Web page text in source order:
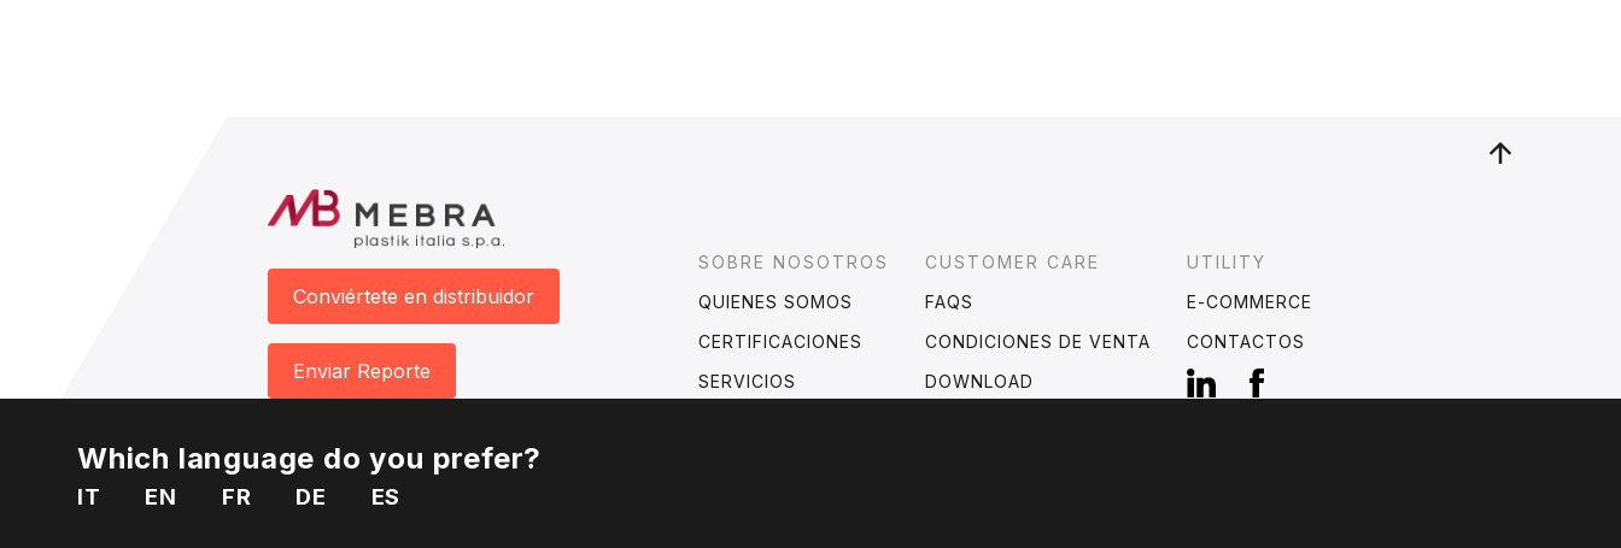
Conviértete en distribuidor
Enviar Reporte
Footer
SOBRE NOSOTROS
QUIENES SOMOS
CERTIFICACIONES
SERVICIOS
CUSTOMER CARE
FAQS
CONDICIONES DE VENTA
DOWNLOAD
UTILITY
E-COMMERCE
CONTACTOS
Which language do you prefer?
IT EN FR DE ES